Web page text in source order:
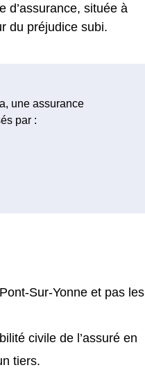
d’assurance, située à
du préjudice subi.
une assurance
par :
Sur-Yonne et pas les
civile de l’assuré en
tiers.